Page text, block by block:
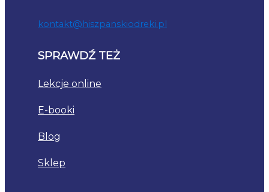
kontakt@hiszpanskiodreki.pl
SPRAWDŹ TEŻ
Lekcje online
E-booki
Blog
Sklep